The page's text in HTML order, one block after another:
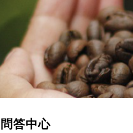
問答中心